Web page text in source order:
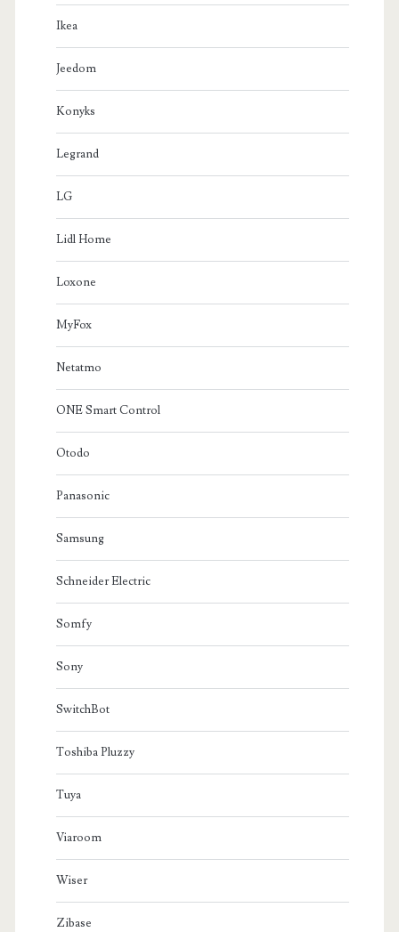
Ikea
Jeedom
Konyks
Legrand
LG
Lidl Home
Loxone
MyFox
Netatmo
ONE Smart Control
Otodo
Panasonic
Samsung
Schneider Electric
Somfy
Sony
SwitchBot
Toshiba Pluzzy
Tuya
Viaroom
Wiser
Zibase